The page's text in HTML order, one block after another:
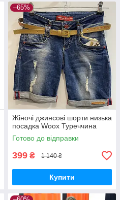
–65%
Жіночі джинсові шорти низька
посадка Woox Туреччина
Готово до відправки
399 ₴ 1 140 ₴
Купити